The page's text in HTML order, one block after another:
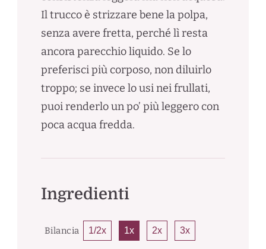
Il trucco è strizzare bene la polpa,
senza avere fretta, perché lì resta
ancora parecchio liquido. Se lo
preferisci più corposo, non diluirlo
troppo; se invece lo usi nei frullati,
puoi renderlo un po’ più leggero con
poca acqua fredda.
Ingredienti
Bilancia 1/2x 1x 2x 3x